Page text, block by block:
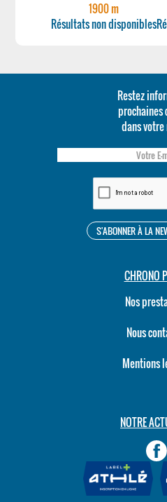
1900 m
Résultats non disponibles
Restez
prochaines
dans
CHRONO
Nos
Nous
Mentions
NOTRE